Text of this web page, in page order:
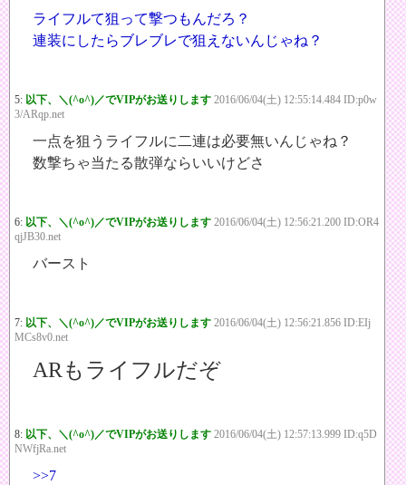
ライフルて狙って撃つもんだろ？
連装にしたらブレブレで狙えないんじゃね？
5: 以下、＼(^o^)／でVIPがお送りします 2016/06/04(土) 12:55:14.484 ID:p0w
3/ARqp.net
一点を狙うライフルに二連は必要無いんじゃね？
数撃ちゃ当たる散弾ならいいけどさ
6: 以下、＼(^o^)／でVIPがお送りします 2016/06/04(土) 12:56:21.200 ID:OR4
qjJB30.net
バースト
7: 以下、＼(^o^)／でVIPがお送りします 2016/06/04(土) 12:56:21.856 ID:EIj
MCs8v0.net
ARもライフルだぞ
8: 以下、＼(^o^)／でVIPがお送りします 2016/06/04(土) 12:57:13.999 ID:q5D
NWfjRa.net
>>7